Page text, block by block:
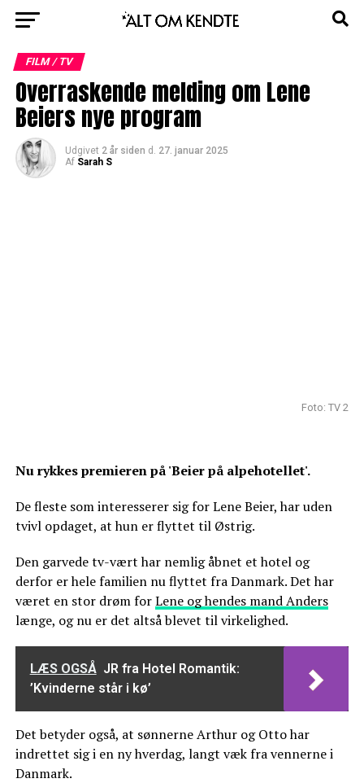
FILM / TV
Overraskende melding om Lene
Beiers nye program
Udgivet 2 år siden d. 27. januar 2025
Af Sarah S
Foto: TV 2
Nu rykkes premieren på 'Beier på alpehotellet'.
De fleste som interesserer sig for Lene Beier, har uden
tvivl opdaget, at hun er flyttet til Østrig.
Den garvede tv-vært har nemlig åbnet et hotel og
derfor er hele familien nu flyttet fra Danmark. Det har
været en stor drøm forLene og hendes mand Anders
længe, og nu er det altså blevet til virkelighed.
LÆS OGSÅ JR fra Hotel Romantik:
’Kvinderne står i kø’
Det betyder også, at sønnerne Arthur og Otto har
indrettet sig i en ny hverdag, langt væk fra vennerne i
Danmark.